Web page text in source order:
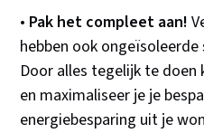
• Pak het compleet aan!
hebben ook
Door alles tegelijk te
en maximaliseer je je
energiebesparing uit je